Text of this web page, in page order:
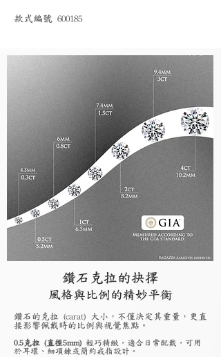
款式編號 600185
鑽石克拉的抉擇
風格與比例的精妙平衡
鑽石的克拉 (carat) 大小，不僅決定其重量，更直
接影響佩戴時的比例與視覺焦點。
0.5克拉 (直徑5mm) 輕巧精緻，適合日常配戴，可用
於耳環、細項鍊或簡約戒指設計。